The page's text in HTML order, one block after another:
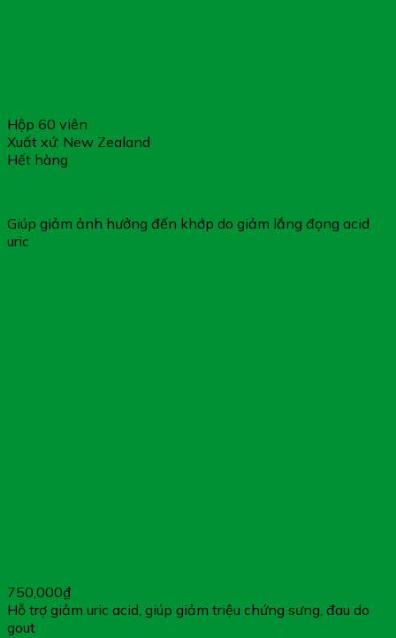
Hộp 60 viên
Xuất xứ: New Zealand
Hết hàng
Giúp giảm ảnh hưởng đến khớp do giảm lắng đọng acid
uric
750,000₫
Hỗ trợ giảm uric acid, giúp giảm triệu chứng sưng, đau do
gout